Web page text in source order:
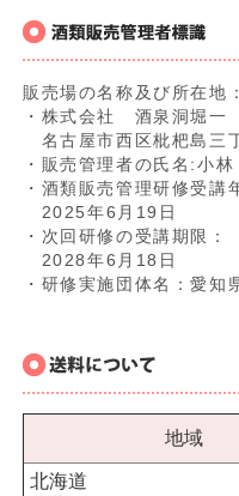
販売場の名称及び所在地：
・株式会社 酒泉洞堀一
名古屋市西区枇杷島三
・販売管理者の氏名:小
・酒類販売管理研修受講
2025年6月19日
・次回研修の受講期限：
2028年6月18日
・研修実施団体名：愛知
地域
北海道